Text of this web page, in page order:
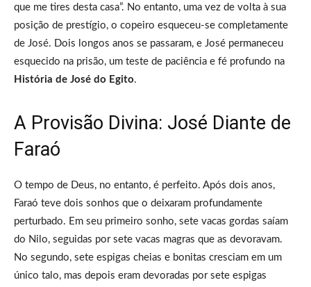
que me tires desta casa”. No entanto, uma vez de volta à sua
posição de prestígio, o copeiro esqueceu-se completamente
de José. Dois longos anos se passaram, e José permaneceu
esquecido na prisão, um teste de paciência e fé profundo na
História de José do Egito.
A Provisão Divina: José Diante de
Faraó
O tempo de Deus, no entanto, é perfeito. Após dois anos,
Faraó teve dois sonhos que o deixaram profundamente
perturbado. Em seu primeiro sonho, sete vacas gordas saíam
do Nilo, seguidas por sete vacas magras que as devoravam.
No segundo, sete espigas cheias e bonitas cresciam em um
único talo, mas depois eram devoradas por sete espigas